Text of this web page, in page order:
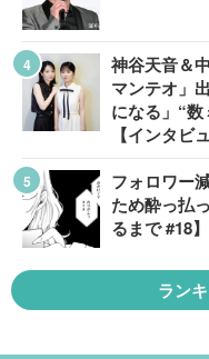
神谷天音＆
マンテオ」
になる」“
【インタビ
フォロワー
ため酔っ払
るまで #18】
ラン